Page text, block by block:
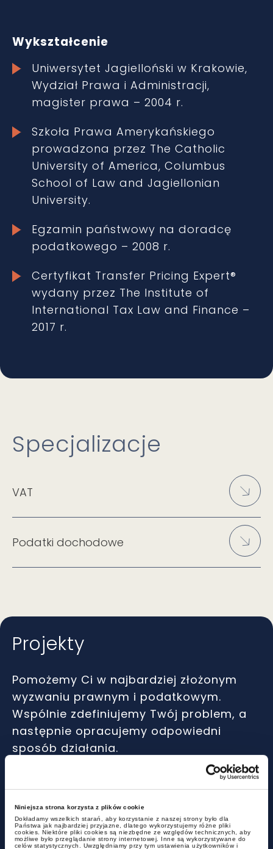
Niniejsza strona korzysta z plików cookie
Dokładamy wszelkich starań, aby korzystanie z naszej strony było dla
Państwa jak najbardziej przyjazne, dlatego wykorzystujemy różne pliki
cookies. Niektóre pliki cookies są niezbędne ze względów technicznych, aby
możliwe było przeglądanie strony internetowej. Inne są wykorzystywane do
celów statystycznych. Uwzględniamy przy tym ustawienia użytkowników i
Wykształcenie
Uniwersytet Jagielloński w Krakowie,
Wydział Prawa i Administracji,
magister prawa – 2004 r.
Szkoła Prawa Amerykańskiego
prowadzona przez The Catholic
University of America, Columbus
School of Law and Jagiellonian
University.
Egzamin państwowy na doradcę
podatkowego – 2008 r.
Certyfikat Transfer Pricing Expert®
wydany przez The Institute of
International Tax Law and Finance –
2017 r.
Specjalizacje
VAT
Podatki dochodowe
Projekty
Pomożemy Ci w najbardziej złożonym
wyzwaniu prawnym i podatkowym.
Wspólnie zdefiniujemy Twój problem, a
następnie opracujemy odpowiedni
sposób działania.
Sprawdź, jak wspieramy naszych
klientów.